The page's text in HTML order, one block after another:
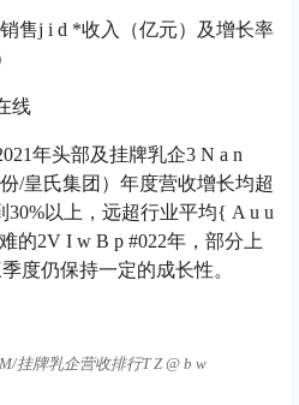
售j i d *收入（亿元）及增长率
线
年头部及挂牌乳企3 N a n
份/皇氏集团）年度营收增长均超
30%以上，远超行业平均{ A u u
的2V I w B p #022年，部分上
度仍保持一定的成长性。
/挂牌乳企营收排行T Z @ b w